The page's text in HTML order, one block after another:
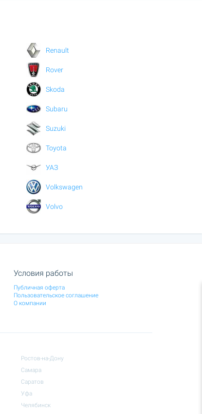
Renault
Rover
Skoda
Subaru
Suzuki
Toyota
УАЗ
Volkswagen
Volvo
Условия работы
Публичная оферта
Пользовательское соглашение
О компании
Ростов-на-Дону
Самара
Саратов
Уфа
Челябинск